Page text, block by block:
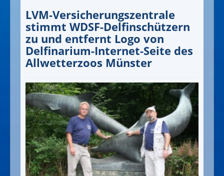
LVM-Versicherungszentrale
stimmt WDSF-Delfinschützern
zu und entfernt Logo von
Delfinarium-Internet-Seite des
Allwetterzoos Münster